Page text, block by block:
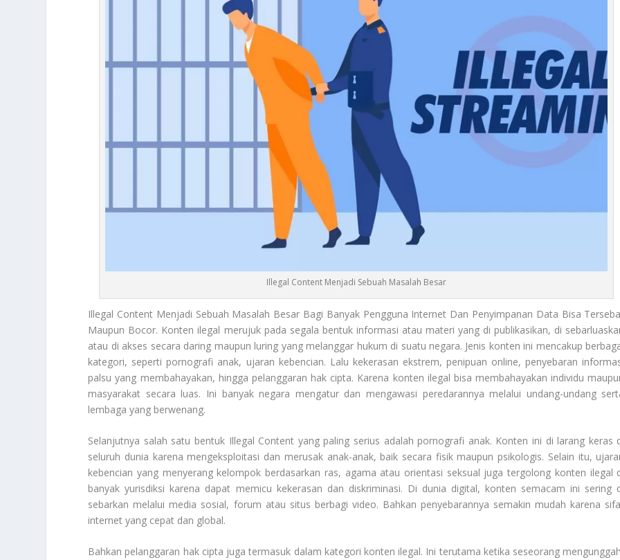
Illegal Content Menjadi Sebuah Masalah Besar
Illegal Content Menjadi Sebuah Masalah Besar Bagi Banyak Pengguna Internet Dan Penyimpanan Data Bisa
Maupun Bocor. Konten ilegal merujuk pada segala bentuk informasi atau materi yang di publikasikan, di
atau di akses secara daring maupun luring yang melanggar hukum di suatu negara. Jenis konten ini mencakup
kategori, seperti pornografi anak, ujaran kebencian. Lalu kekerasan ekstrem, penipuan online, penyebaran
palsu yang membahayakan, hingga pelanggaran hak cipta. Karena konten ilegal bisa membahayakan individu
masyarakat secara luas. Ini banyak negara mengatur dan mengawasi peredarannya melalui undang-undang
lembaga yang berwenang.
Selanjutnya salah satu bentuk Illegal Content yang paling serius adalah pornografi anak. Konten ini di larang keras
seluruh dunia karena mengeksploitasi dan merusak anak-anak, baik secara fisik maupun psikologis. Selain itu,
kebencian yang menyerang kelompok berdasarkan ras, agama atau orientasi seksual juga tergolong konten ilegal
banyak yurisdiksi karena dapat memicu kekerasan dan diskriminasi. Di dunia digital, konten semacam ini sering
sebarkan melalui media sosial, forum atau situs berbagi video. Bahkan penyebarannya semakin mudah karena
internet yang cepat dan global.
Bahkan pelanggaran hak cipta juga termasuk dalam kategori konten ilegal. Ini terutama ketika seseorang